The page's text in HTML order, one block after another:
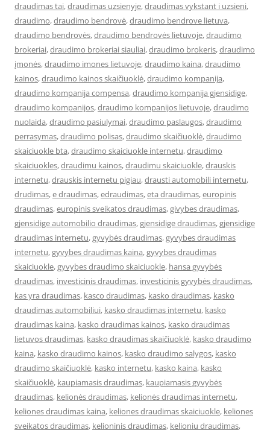
draudimas tai,draudimas uzsienyje,draudimas vykstant i uzsieni,
draudimo,draudimo bendrovė,draudimo bendrove lietuva,
draudimo bendrovės,draudimo bendrovės lietuvoje,draudimo
brokeriai,draudimo brokeriai siauliai,draudimo brokeris,draudimo
įmonės,draudimo imones lietuvoje,draudimo kaina,draudimo
kainos,draudimo kainos skaičiuoklė,draudimo kompanija,
draudimo kompanija compensa,draudimo kompanija gjensidige,
draudimo kompanijos,draudimo kompanijos lietuvoje,draudimo
nuolaida,draudimo pasiulymai,draudimo paslaugos,draudimo
perrasymas,draudimo polisas,draudimo skaičiuoklė,draudimo
skaiciuokle bta,draudimo skaiciuokle internetu,draudimo
skaiciuokles,draudimu kainos,draudimu skaiciuokle,drauskis
internetu,drauskis internetu pigiau,drausti automobili internetu,
drudimas,e draudimas,edraudimas,eta draudimas,europinis
draudimas,europinis sveikatos draudimas,givybes draudimas,
gjensidige automobilio draudimas,gjensidige draudimas,gjensidige
draudimas internetu,gyvybės draudimas,gyvybes draudimas
internetu,gyvybes draudimas kaina,gyvybes draudimas
skaiciuokle,gyvybes draudimo skaiciuokle, hansa gyvybės
draudimas, investicinis draudimas, investicinis gyvybės draudimas,
kas yra draudimas, kasco draudimas, kasko draudimas, kasko
draudimas automobiliui, kasko draudimas internetu, kasko
draudimas kaina, kasko draudimas kainos, kasko draudimas
lietuvos draudimas, kasko draudimas skaičiuoklė, kasko draudimo
kaina, kasko draudimo kainos, kasko draudimo salygos, kasko
draudimo skaičiuoklė, kasko internetu, kasko kaina, kasko
skaičiuoklė, kaupiamasis draudimas, kaupiamasis gyvybės
draudimas, kelionės draudimas, kelionės draudimas internetu,
keliones draudimas kaina, keliones draudimas skaiciuokle, keliones
sveikatos draudimas, kelioninis draudimas, kelioniu draudimas,